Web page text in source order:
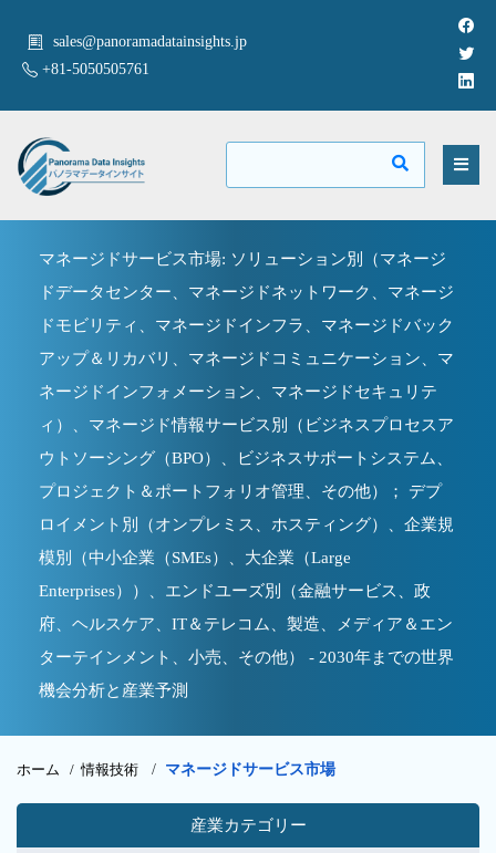
sales@panoramadatainsights.jp
+81-5050505761
マネージドサービス市場: ソリューション別（マネージ
ドデータセンター、マネージドネットワーク、マネージ
ドモビリティ、マネージドインフラ、マネージドバック
アップ＆リカバリ、マネージドコミュニケーション、マ
ネージドインフォメーション、マネージドセキュリテ
ィ）、マネージド情報サービス別（ビジネスプロセスア
ウトソーシング（BPO）、ビジネスサポートシステム、
プロジェクト＆ポートフォリオ管理、その他）； デプ
ロイメント別（オンプレミス、ホスティング）、企業規
模別（中小企業（SMEs）、大企業（Large
Enterprises））、エンドユーズ別（金融サービス、政
府、ヘルスケア、IT＆テレコム、製造、メディア＆エン
ターテインメント、小売、その他） - 2030年までの世界
機会分析と産業予測
ホーム /情報技術 / マネージドサービス市場
産業カテゴリー